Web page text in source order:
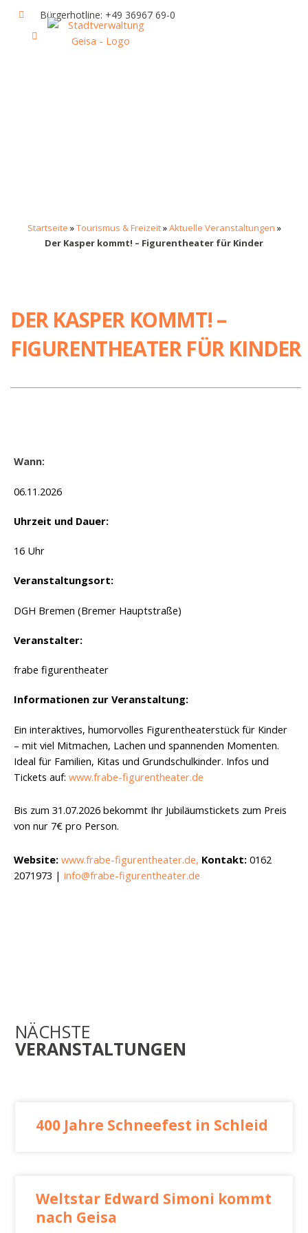
springen
Bürgerhotline: +49 36967 69-0
Startseite »Tourismus & Freizeit»Aktuelle Veranstaltungen »
Der Kasper kommt! – Figurentheater für Kinder
DER KASPER KOMMT! –
FIGURENTHEATER FÜR KINDER
Wann:
06.11.2026
Uhrzeit und Dauer:
16 Uhr
Veranstaltungsort:
DGH Bremen (Bremer Hauptstraße)
Veranstalter:
frabe figurentheater
Informationen zur Veranstaltung:
Ein interaktives, humorvolles Figurentheaterstück für Kinder
– mit viel Mitmachen, Lachen und spannenden Momenten.
Ideal für Familien, Kitas und Grundschulkinder. Infos und
Tickets auf: www.frabe-figurentheater.de
Bis zum 31.07.2026 bekommt Ihr Jubiläumstickets zum Preis
von nur 7€ pro Person.
Website: www.frabe-figurentheater.de, Kontakt: 0162
2071973 | info@frabe-figurentheater.de
NÄCHSTE
VERANSTALTUNGEN
400 Jahre Schneefest in Schleid
Weltstar Edward Simoni kommt
nach Geisa